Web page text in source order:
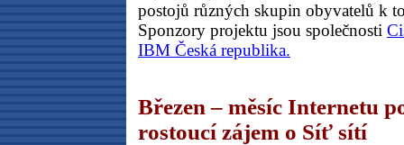
postojů různých skupin obyvatelů k
Sponzory projektu jsou společnosti
IBM Česká republika.
Březen – měsíc Internetu
rostoucí zájem o Síť sítí